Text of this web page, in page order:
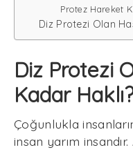
Protez Hareket
Diz Protezi Olan
Diz Protezi
Kadar
Çoğunlukla
insan yarım